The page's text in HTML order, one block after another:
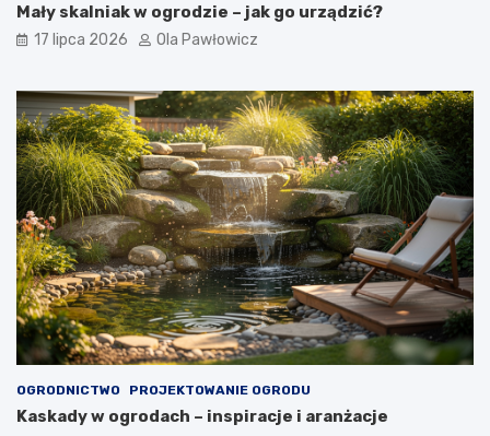
Mały skalniak w ogrodzie – jak go urządzić?
17 lipca 2026 Ola Pawłowicz
OGRODNICTWO PROJEKTOWANIE OGRODU
Kaskady w ogrodach – inspiracje i aranżacje